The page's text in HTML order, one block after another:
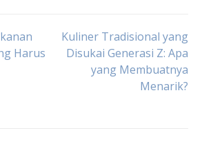
Harus
Kuliner Tradisional yang
Disukai Generasi Z: Apa
yang Membuatnya
Menarik?